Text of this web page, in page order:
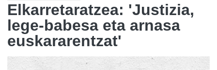
Elkarretaratzea: 'Justizia,
lege-babesa eta arnasa
euskararentzat'